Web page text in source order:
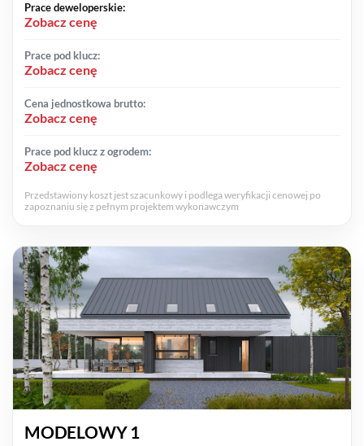
Prace deweloperskie:
Zobacz cenę
Prace pod klucz:
Zobacz cenę
Cena jednostkowa brutto:
Zobacz cenę
Prace pod klucz z ogrodem:
Zobacz cenę
Przedstawiony koszt jest szacunkowy i podlega weryfikacji cenowej po
zapoznaniu się z pełnym projektem wykonawczym
MODELOWY 1